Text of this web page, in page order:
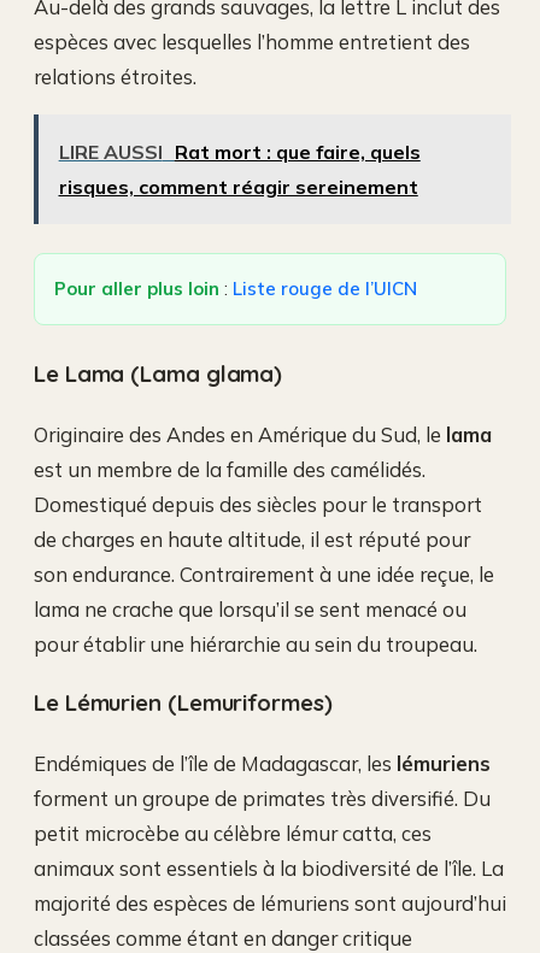
Au-delà des grands sauvages, la lettre L inclut des
espèces avec lesquelles l’homme entretient des
relations étroites.
LIRE AUSSI Rat mort : que faire, quels
risques, comment réagir sereinement
Pour aller plus loin : Liste rouge de l’UICN
Le Lama (Lama glama)
Originaire des Andes en Amérique du Sud, le lama
est un membre de la famille des camélidés.
Domestiqué depuis des siècles pour le transport
de charges en haute altitude, il est réputé pour
son endurance. Contrairement à une idée reçue, le
lama ne crache que lorsqu’il se sent menacé ou
pour établir une hiérarchie au sein du troupeau.
Le Lémurien (Lemuriformes)
Endémiques de l’île de Madagascar, les lémuriens
forment un groupe de primates très diversifié. Du
petit microcèbe au célèbre lémur catta, ces
animaux sont essentiels à la biodiversité de l’île. La
majorité des espèces de lémuriens sont aujourd’hui
classées comme étant en danger critique